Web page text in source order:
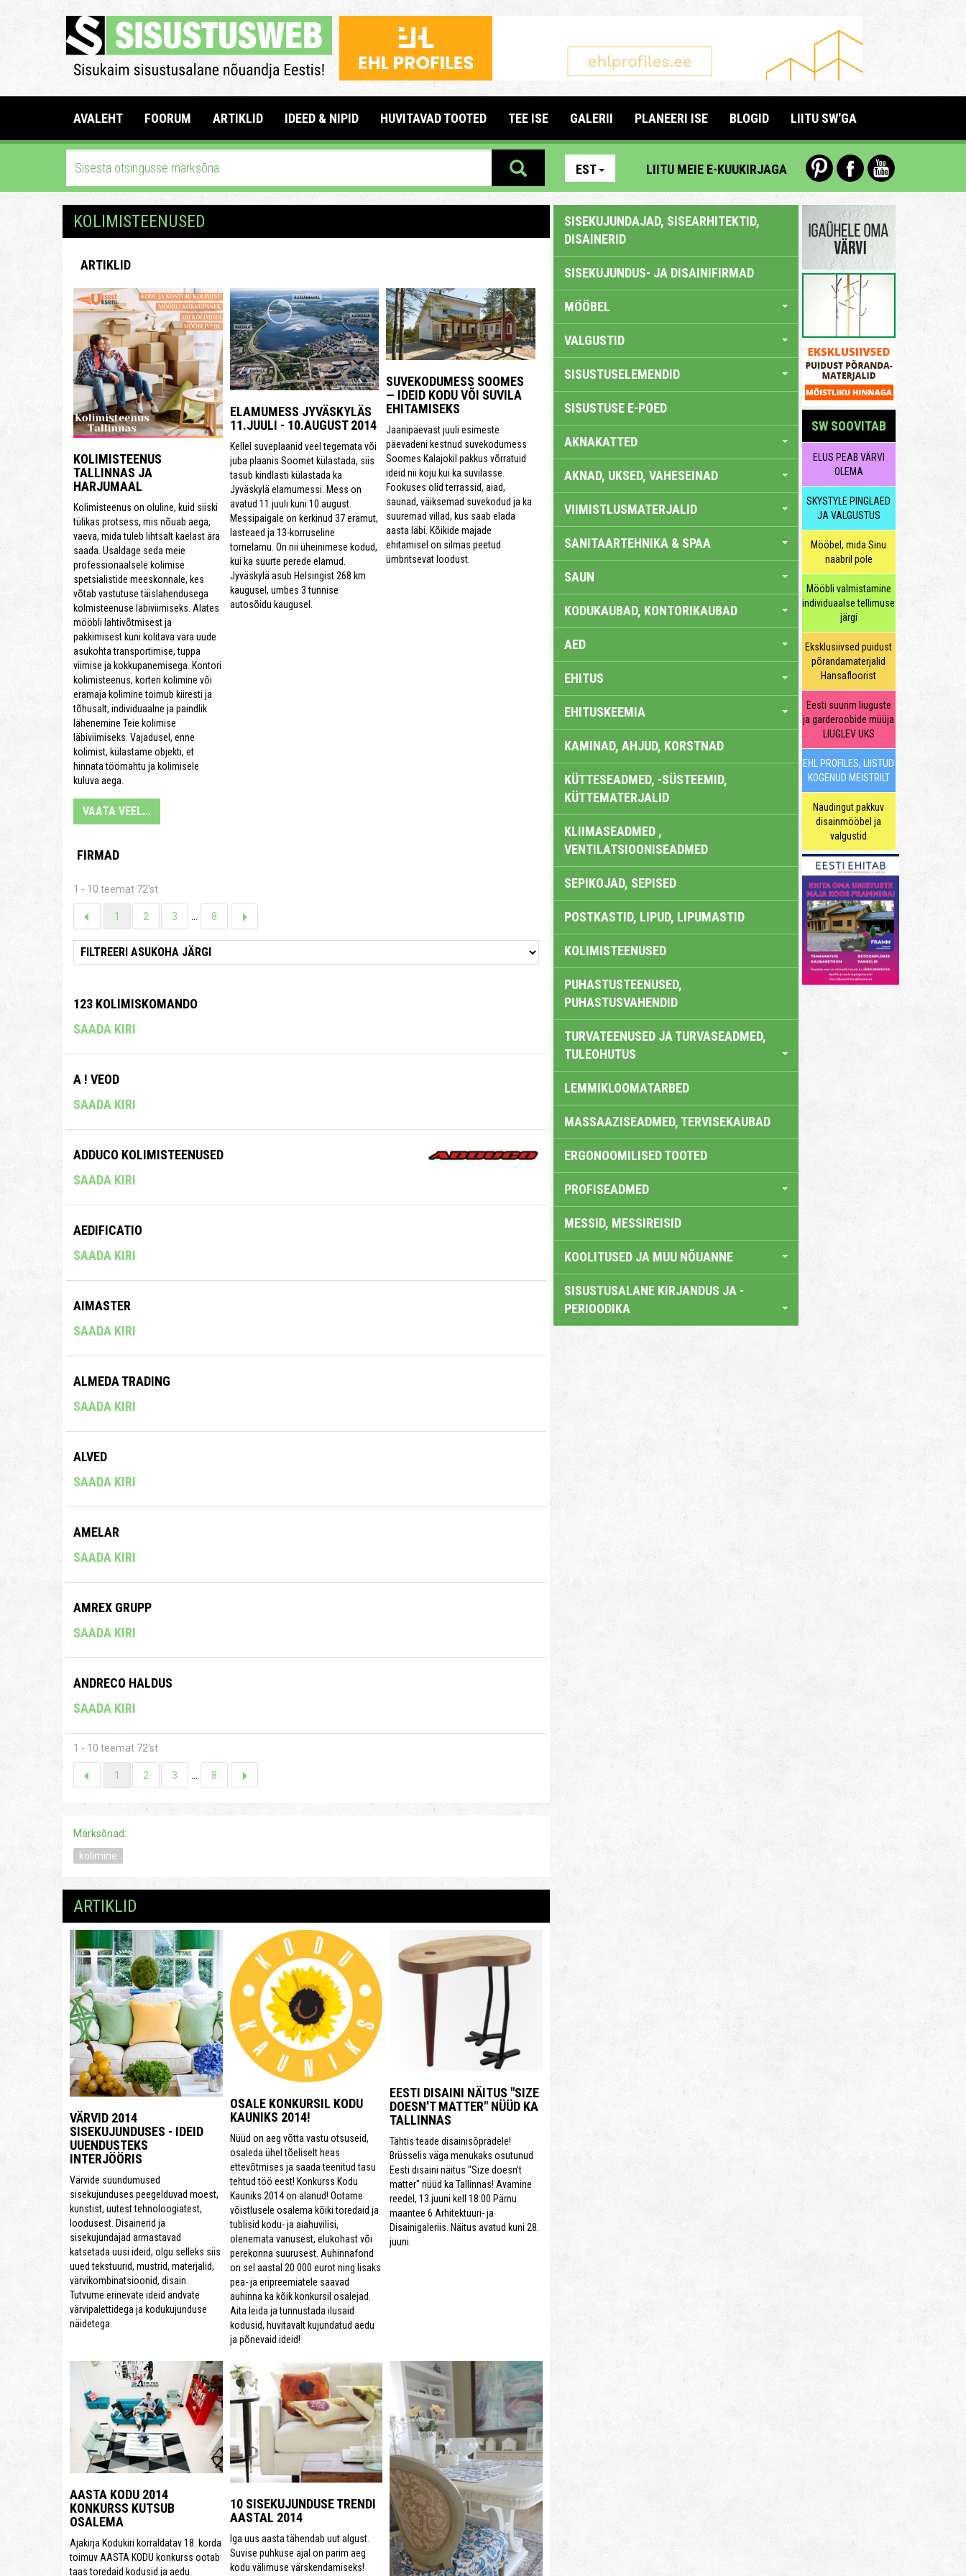
AVALEHT FOORUM ARTIKLID IDEED & NIPID HUVITAVAD TOOTED TEE ISE GALERII PLANEERI ISE BLOGID LIITU SW'GA
EST LIITU MEIE E-KUUKIRJAGA
KOLIMISTEENUSED
ARTIKLID
KOLIMISTEENUS
TALLINNAS JA
HARJUMAAL
Kolimisteenus on oluline, kuid siiski
tülikas protsess, mis nõuab aega,
vaeva, mida tuleb lihtsalt kaelast ära
saada. Usaldage seda meie
professionaalsele kolimise
spetsialistide meeskonnale, kes
võtab vastutuse täislahendusega
kolmisteenuse läbiviimiseks. Alates
mööbli lahtivõtmisest ja
pakkimisest kuni kolitava vara uude
asukohta transportimise, tuppa
viimise ja kokkupanemisega. Kontori
kolimisteenus, korteri kolimine või
eramaja kolimine toimub kiiresti ja
tõhusalt, individuaalne ja paindlik
lähenemine Teie kolimise
läbiviimiseks. Vajadusel, enne
kolimist, külastame objekti, et
hinnata töömahtu ja kolimisele
kuluva aega.
ELAMUMESS JYVÄSKYLÄS
11.JUULI - 10.AUGUST 2014
Kellel suveplaanid veel tegemata või
juba plaanis Soomet külastada, siis
tasub kindlasti külastada ka
Jyväskylä elamumessi. Mess on
avatud 11.juuli kuni 10.august.
Messipaigale on kerkinud 37 eramut,
lasteaed ja 13-korruseline
tornelamu. On nii üheinimese kodud,
kui ka suurte perede elamud.
Jyväskylä asub Helsingist 268 km
kaugusel, umbes 3 tunnise
autosõidu kaugusel.
SUVEKODUMESS SOOMES
— IDEID KODU VÕI SUVILA
EHITAMISEKS
Jaanipäevast juuli esimeste
päevadeni kestnud suvekodumess
Soomes Kalajokil pakkus võrratuid
ideid nii koju kui ka suvilasse.
Fookuses olid terrassid, aiad,
saunad, väiksemad suvekodud ja ka
suuremad villad, kus saab elada
aasta läbi. Kõikide majade
ehitamisel on silmas peetud
ümbritsevat loodust.
VAATA VEEL...
FIRMAD
1 - 10 teemat 72'st
1 2 3 8
123 KOLIMISKOMANDO
SAADA KIRI
A ! VEOD
SAADA KIRI
ADDUCO KOLIMISTEENUSED
SAADA KIRI
AEDIFICATIO
SAADA KIRI
AIMASTER
SAADA KIRI
ALMEDA TRADING
SAADA KIRI
ALVED
SAADA KIRI
AMELAR
SAADA KIRI
AMREX GRUPP
SAADA KIRI
ANDRECO HALDUS
SAADA KIRI
1 - 10 teemat 72'st
1 2 3 8
Märksõnad:
kolimine
ARTIKLID
VÄRVID 2014
SISEKUJUNDUSES - IDEID
UUENDUSTEKS
INTERJÖÖRIS
Värvide suundumused
sisekujunduses peegelduvad moest,
kunstist, uutest tehnoloogiatest,
loodusest. Disainerid ja
sisekujundajad armastavad
katsetada uusi ideid, olgu selleks siis
uued tekstuurid, mustrid, materjalid,
värvikombinatsioonid, disain.
Tutvume erinevate ideid andvate
värvipalettidega ja kodukujunduse
näidetega.
OSALE KONKURSIL KODU
KAUNIKS 2014!
Nüüd on aeg võtta vastu otsuseid,
osaleda ühel tõeliselt heas
ettevõtmises ja saada teenitud tasu
tehtud töö eest! Konkurss Kodu
Kauniks 2014 on alanud! Ootame
võistlusele osalema kõiki toredaid ja
tublisid kodu- ja aiahuvilisi,
olenemata vanusest, elukohast või
perekonna suurusest. Auhinnafond
on sel aastal 20 000 eurot ning lisaks
pea- ja eripreemiatele saavad
auhinna ka kõik konkursil osalejad.
Aita leida ja tunnustada ilusaid
kodusid, huvitavalt kujundatud aedu
ja põnevaid ideid!
EESTI DISAINI NÄITUS "SIZE
DOESN'T MATTER" NÜÜD KA
TALLINNAS
Tähtis teade disainisõpradele!
Brüsselis väga menukaks osutunud
Eesti disaini näitus "Size doesn't
matter" nüüd ka Tallinnas! Avamine
reedel, 13.juuni kell 18:00 Pärnu
maantee 6 Arhitektuuri- ja
Disainigaleriis. Näitus avatud kuni 28.
juuni.
AASTA KODU 2014
KONKURSS KUTSUB
OSALEMA
Ajakirja Kodukiri korraldatav 18. korda
toimuv AASTA KODU konkurss ootab
taas toredaid kodusid ja aedu.
10 SISEKUJUNDUSE TRENDI
AASTAL 2014
Iga uus aasta tähendab uut algust.
Suvise puhkuse ajal on parim aeg
kodu välimuse värskendamiseks!
SISEKUJUNDAJAD, SISEARHITEKTID,
DISAINERID
SISEKUJUNDUS- JA DISAINIFIRMAD
MÖÖBEL
VALGUSTID
SISUSTUSELEMENDID
SISUSTUSE E-POED
AKNAKATTED
AKNAD, UKSED, VAHESEINAD
VIIMISTLUSMATERJALID
SANITAARTEHNIKA & SPAA
SAUN
KODUKAUBAD, KONTORIKAUBAD
AED
EHITUS
EHITUSKEEMIA
KAMINAD, AHJUD, KORSTNAD
KÜTTESEADMED, -SÜSTEEMID,
KÜTTEMATERJALID
KLIIMASEADMED ,
VENTILATSIOONISEADMED
SEPIKOJAD, SEPISED
POSTKASTID, LIPUD, LIPUMASTID
KOLIMISTEENUSED
PUHASTUSTEENUSED,
PUHASTUSVAHENDID
TURVATEENUSED JA TURVASEADMED,
TULEOHUTUS
LEMMIKLOOMATARBED
MASSAAZISEADMED, TERVISEKAUBAD
ERGONOOMILISED TOOTED
PROFISEADMED
MESSID, MESSIREISID
KOOLITUSED JA MUU NÕUANNE
SISUSTUSALANE KIRJANDUS JA -
PERIOODIKA
SW SOOVITAB
ELUS PEAB VÄRVI
OLEMA
SKYSTYLE PINGLAED
JA VALGUSTUS
Mööbel, mida Sinu
naabril pole
Mööbli valmistamine
individuaalse tellimuse
järgi
Eksklusiivsed puidust
põrandamaterjalid
Hansafloorist
Eesti suurim liuguste
ja garderoobide müüja
LIUGLEV UKS
EHL PROFILES, LIISTUD
KOGENUD MEISTRILT
Naudingut pakkuv
disainmööbel ja
valgustid